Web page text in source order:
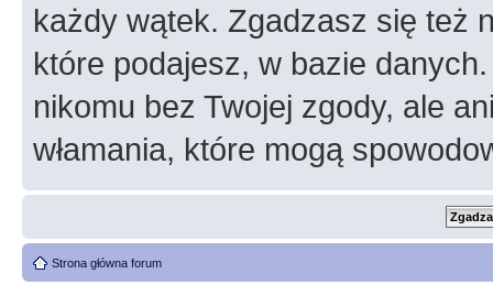
każdy wątek. Zgadzasz się też
które podajesz, w bazie
nikomu bez Twojej zgody, ale
włamania, które mogą
Strona główna forum